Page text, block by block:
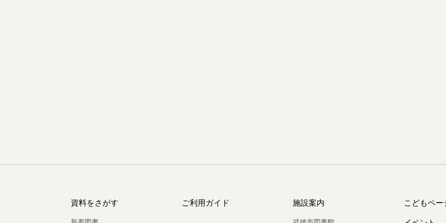
資料をさがす ご利用ガイド 施設案内
こどもペー